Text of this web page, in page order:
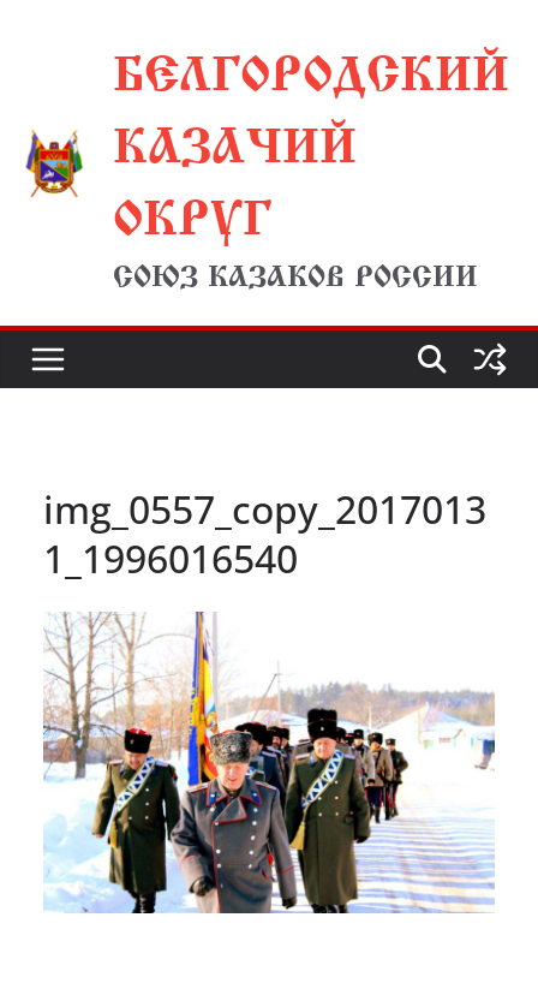
содержимомуБЕЛГОРОДСКИЙ
КАЗАЧИЙ
ОКРУГ
СОЮЗ КАЗАКОВ РОССИИ
img_0557_copy_2017013
1_1996016540